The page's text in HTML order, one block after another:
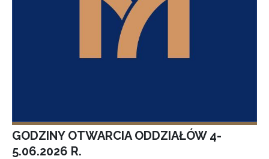
GODZINY OTWARCIA ODDZIAŁÓW 4-
5.06.2026 R.